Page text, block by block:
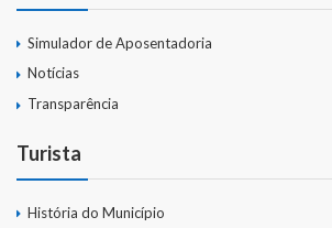
Simulador de Aposentadoria
Notícias
Transparência
Turista
História do Município